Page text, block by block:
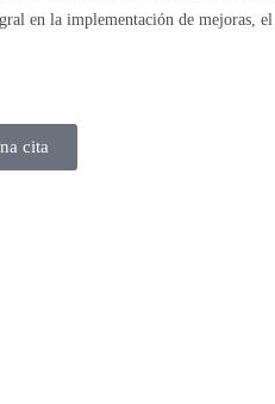
en la implementación de mejoras, el
cita